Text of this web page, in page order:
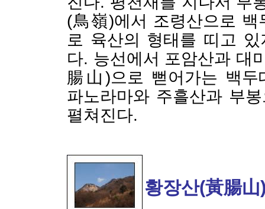
(鳥嶺)에서 조령산으로
로 육산의 형태를 띠고
다. 능선에서 포암산과 대
腸山)으로 뻗어가는 백두
파노라마와 주흘산과 부
펼쳐진다.
황장산(黃腸山